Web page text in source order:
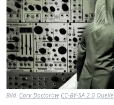
Bild: Cory Doctorow CC-BY-SA 2.0 Quelle